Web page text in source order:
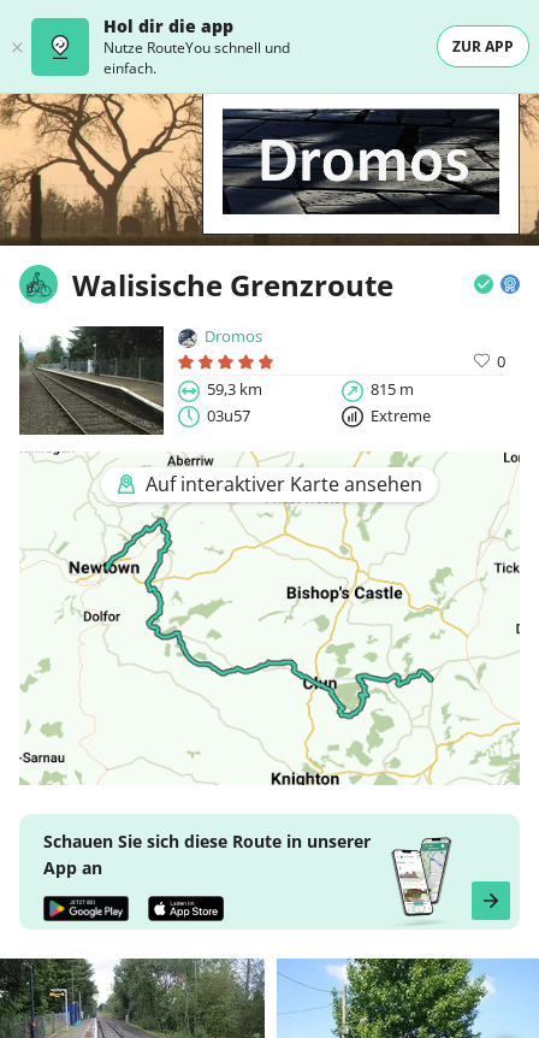
Hol dir die app
Nutze RouteYou schnell und
einfach.
ZUR APP
Walisische Grenzroute
Dromos
0
59,3 km
815 m
03u57
Extreme
Auf interaktiver Karte ansehen
Schauen Sie sich diese Route in unserer
App an